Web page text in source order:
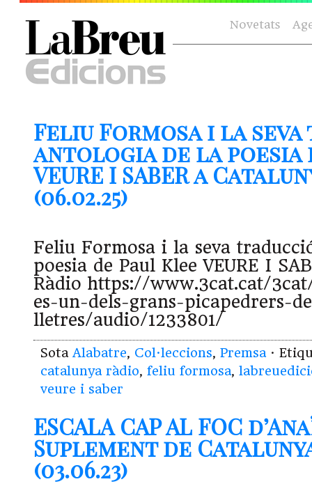
Novetats
Feliu Formosa i la
antologia de la poesia
VEURE I SABER a
(06.02.25)
Feliu Formosa i la seva
poesia de Paul Klee VEURE I
Ràdio https://www.3cat.cat/
es-un-dels-grans-picapedrers-
lletres/audio/1233801/
Sota Alabatre, Col·leccions, Premsa ·
catalunya ràdio, feliu formosa,
veure i saber
ESCALA CAP AL FOC
Suplement de
(03.06.23)